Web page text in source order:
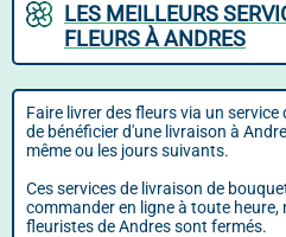
LES MEILLEURS
FLEURS À ANDRES
Faire livrer des fleurs via un
de bénéficier d'une livraison à
même ou les jours suivants.
Ces services de livraison de
commander en ligne à toute
fleuristes de Andres sont fermés.